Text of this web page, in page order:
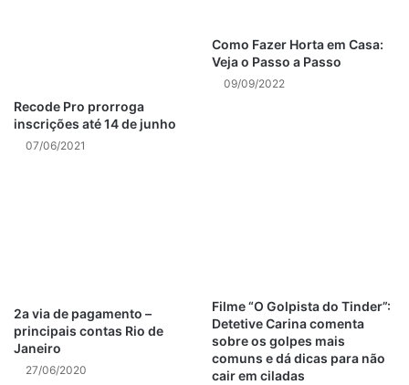
pertencem apenas a uma determinada categoria de
Entretanto, a todos os grupos demográficos.
O YouTube está repleto de vídeos bizarros, muitas vezes
frívolos e às vezes até sem sentido.
Recode Pro prorroga
inscrições até 14 de junho
07/06/2021
Como Fazer Horta em Casa:
Veja o Passo a Passo
09/09/2022
2a via de pagamento –
principais contas Rio de
Janeiro
27/06/2020
Filme “O Golpista do Tinder”:
Detetive Carina comenta
sobre os golpes mais
comuns e dá dicas para não
cair em ciladas